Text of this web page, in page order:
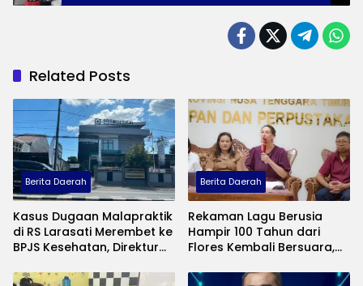
Related Posts
Berita Daerah
Kasus Dugaan Malapraktik
di RS Larasati Merembet ke
BPJS Kesehatan, Direktur
Dipanggil
Berita Daerah
Rekaman Lagu Berusia
Hampir 100 Tahun dari
Flores Kembali Bersuara,
Budaya yang Terlupakan